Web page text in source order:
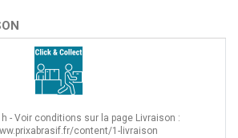
- Voir conditions sur la page Livraison :
content/1-livraison